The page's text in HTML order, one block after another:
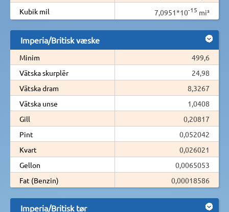
Kubik mil
7,0951*10-15 mi³
Imperia/Britisk væske
Minim
499,6
Vätska skurplër
24,98
Vätska dram
8,3267
Vätska unse
1,0408
Gill
0,20817
Pint
0,052042
Kvart
0,026021
Gellon
0,0065053
Fat (Benzin)
0,00018586
Imperia/Britisk tør